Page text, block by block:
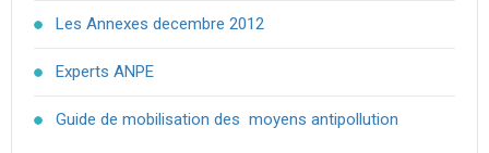
Les Annexes decembre 2012
Experts ANPE
Guide de mobilisation des moyens antipollution